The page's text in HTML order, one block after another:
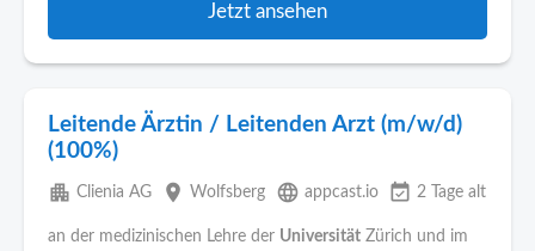
Jetzt ansehen
Leitende Ärztin / Leitenden Arzt (m/w/d)
(100%)
apartment Clienia AG place Wolfsberg language appcast.io event_available 2 Tage alt
an der medizinischen Lehre der Universität Zürich und im